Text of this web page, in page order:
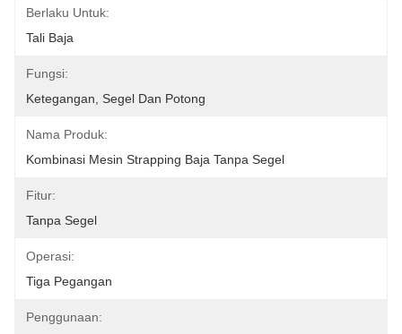
Berlaku Untuk:
Tali Baja
Fungsi:
Ketegangan, Segel Dan Potong
Nama Produk:
Kombinasi Mesin Strapping Baja Tanpa Segel
Fitur:
Tanpa Segel
Operasi:
Tiga Pegangan
Penggunaan: